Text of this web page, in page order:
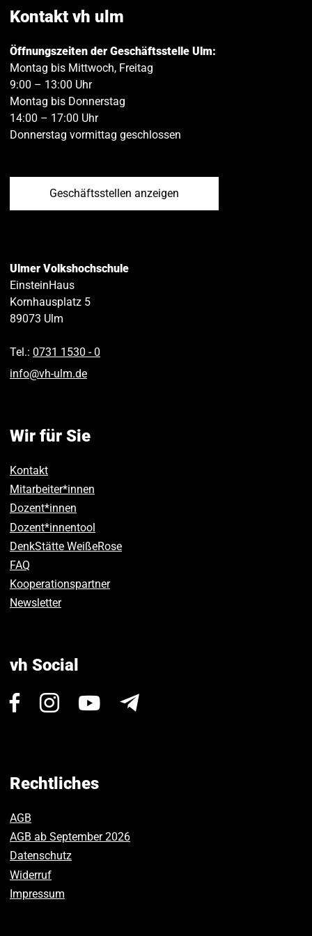
Kontakt vh ulm
Öffnungszeiten der Geschäftsstelle Ulm:
Montag bis Mittwoch, Freitag
9:00 – 13:00 Uhr
Montag bis Donnerstag
14:00 – 17:00 Uhr
Donnerstag vormittag geschlossen
Geschäftsstellen anzeigen
Ulmer Volkshochschule
EinsteinHaus
Kornhausplatz 5
89073 Ulm
Tel.: 0731 1530 ‑ 0
info@vh-ulm.de
Wir für Sie
Kontakt
Mitarbeiter*innen
Dozent*innen
Dozent*innentool
DenkStätte WeißeRose
FAQ
Kooperationspartner
Newsletter
vh Social
Besuchen
Facebook.
Besuchen
Instagram.
Besuchen
Rechtliches
AGB
AGB ab September 2026
Datenschutz
Widerruf
Impressum